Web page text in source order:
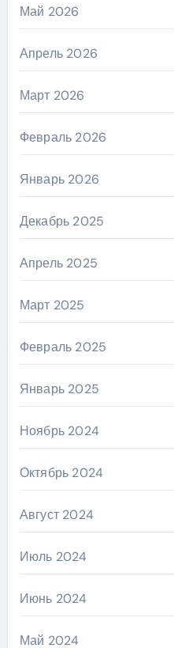
Май 2026
Апрель 2026
Март 2026
Февраль 2026
Январь 2026
Декабрь 2025
Апрель 2025
Март 2025
Февраль 2025
Январь 2025
Ноябрь 2024
Октябрь 2024
Август 2024
Июль 2024
Июнь 2024
Май 2024